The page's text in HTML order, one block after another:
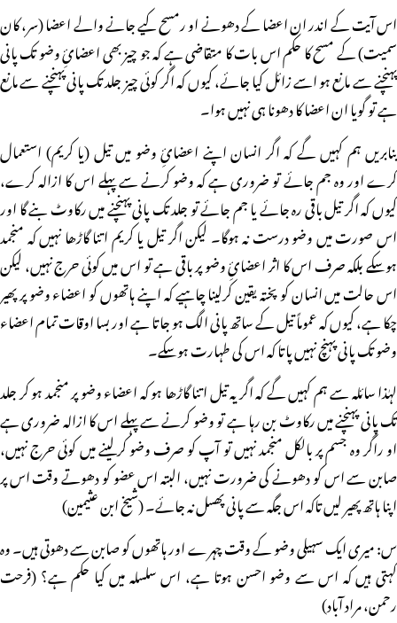
اس آیت کے اندر ان اعضا کے دھونے او رمسح کیے جانے والے اعضا (سر، کان
سمیت) کے مسح کا حکم اس بات کا متقاضی ہے کہ جو چیز بھی اعضائِ وضو تک پانی
پہنچنے سے مانع ہو اسے زائل کیا جائے، کیوں کہ اگر کوئی چیز جلد تک پانی پہنچنے سے مانع
ہے تو گویا ان اعضا کا دھونا ہی نہیں ہوا۔
بنابریں ہم کہیں گے کہ اگر انسان اپنے اعضائِ وضو میں تیل (یا کریم) استعمال
کرے اور وہ جم جائے تو ضروری ہے کہ وضو کرنے سے پہلے اس کا ازالہ کرے،
کیوں کہ اگر تیل باقی رہ جائے یا جم جائے تو جلد تک پانی پہنچنے میں رکاوٹ بنے گا اور
اس صورت میں وضو درست نہ ہوگا۔ لیکن اگر تیل یا کریم اتنا گاڑھا نہیں کہ منجمد
ہوسکے بلکہ صرف اس کا اثر اعضائِ وضو پر باقی ہے تو اس میں کوئی حرج نہیں، لیکن
اس حالت میں انسان کو پختہ یقین کرلینا چاہیے کہ اپنے ہاتھوں کو اعضاء وضو پر پھیر
چکا ہے، کیوں کہ عموماً تیل کے ساتھ پانی الگ ہو جاتا ہے اور بسا اوقات تمام اعضاء
وضو تک پانی پہنچ نہیں پاتا کہ اس کی طہارت ہوسکے۔
لہٰذا سائلہ سے ہم کہیں گے کہ اگر یہ تیل اتنا گاڑھا ہو کہ اعضاء وضو پر منجمد ہو کر جلد
تک پانی پہنچنے میں رکاوٹ بن رہا ہے تو وضو کرنے سے پہلے اس کا ازالہ ضروری ہے
او راگر وہ جسم پر بالکل منجمد نہیں تو آپ کو صرف وضو کرلینے میں کوئی حرج نہیں،
صابن سے اس کو دھونے کی ضرورت نہیں، البتہ اس عضو کو دھوتے وقت اس پر
اپنا ہاتھ پھیر لیں تاکہ اس جگہ سے پانی پھسل نہ جائے۔ (شیخ ابن عثیمین)
س: میری ایک سہیلی وضو کے وقت چہرے اور ہاتھوں کو صابن سے دھوتی ہیں۔ وہ
کہتی ہیں کہ اس سے وضو احسن ہوتا ہے، اس سلسلہ میں کیا حکم ہے؟ (فرحت
رحمن، مراد آباد)